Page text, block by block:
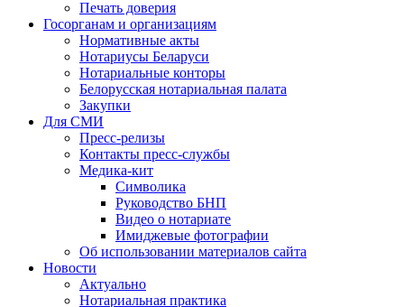
Печать доверия
Госорганам и организациям
Нормативные акты
Нотариусы Беларуси
Нотариальные конторы
Белорусская нотариальная палата
Закупки
Для СМИ
Пресс-релизы
Контакты пресс-службы
Медика-кит
Символика
Руководство БНП
Видео о нотариате
Имиджевые фотографии
Об использовании материалов сайта
Новости
Актуально
Нотариальная практика